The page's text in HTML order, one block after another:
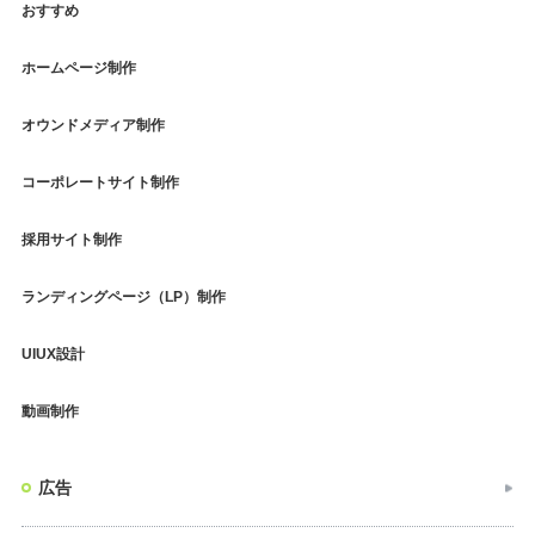
おすすめ
ホームページ制作
オウンドメディア制作
コーポレートサイト制作
採用サイト制作
ランディングページ（LP）制作
UIUX設計
動画制作
広告